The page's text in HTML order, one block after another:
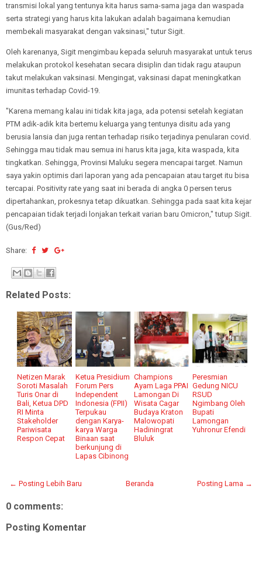
transmisi lokal yang tentunya kita harus sama-sama jaga dan waspada
serta strategi yang harus kita lakukan adalah bagaimana kemudian
membekali masyarakat dengan vaksinasi," tutur Sigit.
Oleh karenanya, Sigit mengimbau kepada seluruh masyarakat untuk terus
melakukan protokol kesehatan secara disiplin dan tidak ragu ataupun
takut melakukan vaksinasi. Mengingat, vaksinasi dapat meningkatkan
imunitas terhadap Covid-19.
"Karena memang kalau ini tidak kita jaga, ada potensi setelah kegiatan
PTM adik-adik kita bertemu keluarga yang tentunya disitu ada yang
berusia lansia dan juga rentan terhadap risiko terjadinya penularan covid.
Sehingga mau tidak mau semua ini harus kita jaga, kita waspada, kita
tingkatkan. Sehingga, Provinsi Maluku segera mencapai target. Namun
saya yakin optimis dari laporan yang ada pencapaian atau target itu bisa
tercapai. Positivity rate yang saat ini berada di angka 0 persen terus
dipertahankan, prokesnya tetap dikuatkan. Sehingga pada saat kita kejar
pencapaian tidak terjadi lonjakan terkait varian baru Omicron," tutup Sigit.
(Gus/Red)
Share:
Related Posts:
Netizen Marak
Soroti Masalah
Turis Onar di
Bali, Ketua DPD
RI Minta
Stakeholder
Pariwisata
Respon Cepat
Ketua Presidium
Forum Pers
Independent
Indonesia (FPII)
Terpukau
dengan Karya-
karya Warga
Binaan saat
berkunjung di
Lapas Cibinong
Champions
Ayam Laga PPAI
Lamongan Di
Wisata Cagar
Budaya Kraton
Malowopati
Hadiningrat
Bluluk
Peresmian
Gedung NICU
RSUD
Ngimbang Oleh
Bupati
Lamongan
Yuhronur Efendi
← Posting Lebih Baru Posting Lama →
Beranda
0 comments:
Posting Komentar